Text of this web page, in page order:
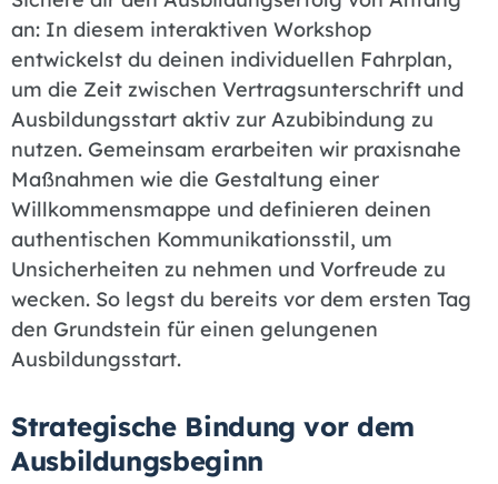
an: In diesem interaktiven Workshop
entwickelst du deinen individuellen Fahrplan,
um die Zeit zwischen Vertragsunterschrift und
Ausbildungsstart aktiv zur Azubibindung zu
nutzen. Gemeinsam erarbeiten wir praxisnahe
Maßnahmen wie die Gestaltung einer
Willkommensmappe und definieren deinen
authentischen Kommunikationsstil, um
Unsicherheiten zu nehmen und Vorfreude zu
wecken. So legst du bereits vor dem ersten Tag
den Grundstein für einen gelungenen
Ausbildungsstart.
Strategische Bindung vor dem
Ausbildungsbeginn